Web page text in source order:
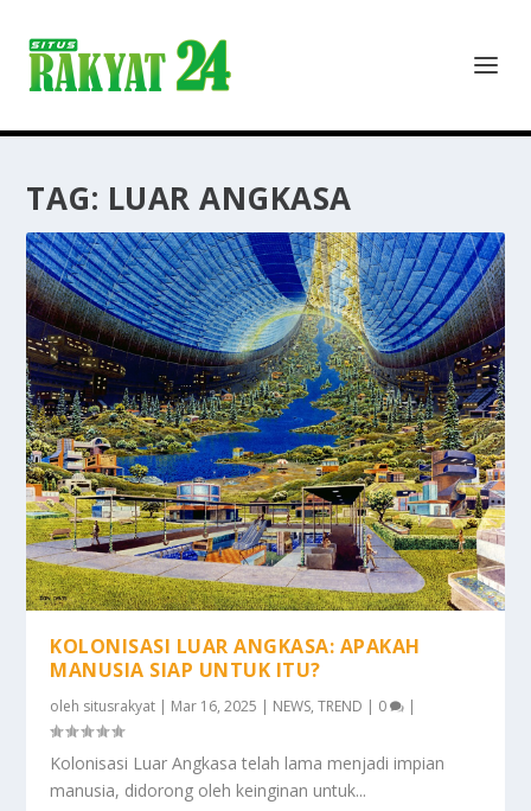
TAG: LUAR ANGKASA
KOLONISASI LUAR ANGKASA: APAKAH
MANUSIA SIAP UNTUK ITU?
oleh situsrakyat | Mar 16, 2025 | NEWS,TREND | 0 |
Kolonisasi Luar Angkasa telah lama menjadi impian
manusia, didorong oleh keinginan untuk...